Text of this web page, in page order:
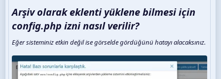
Arşiv olarak eklenti yüklene bilmesi için
config.php izni nasıl verilir?​
Eğer sisteminiz etkin değil ise görselde gördüğünü hatayı alacaksınız.